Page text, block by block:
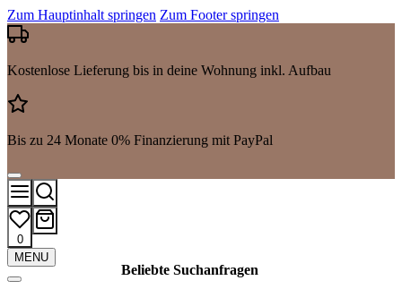
Zum Hauptinhalt springen Zum Footer springen
Kostenlose Lieferung bis in deine Wohnung inkl. Aufbau
Bis zu 24 Monate 0% Finanzierung mit PayPal
0
Beliebte Suchanfragen
Suchergebnisse
MENU